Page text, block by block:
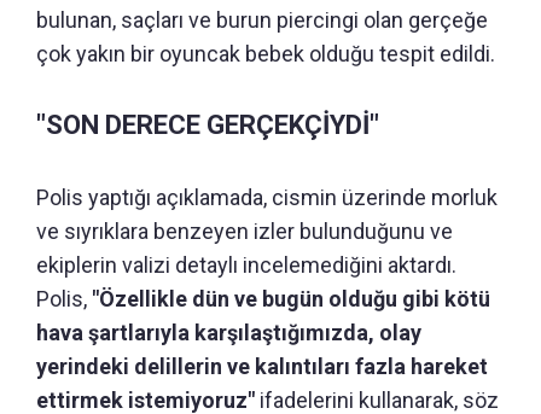
bulunan, saçları ve burun piercingi olan gerçeğe
çok yakın bir oyuncak bebek olduğu tespit edildi.
"SON DERECE GERÇEKÇİYDİ"
Polis yaptığı açıklamada, cismin üzerinde morluk
ve sıyrıklara benzeyen izler bulunduğunu ve
ekiplerin valizi detaylı incelemediğini aktardı.
Polis, "Özellikle dün ve bugün olduğu gibi kötü
hava şartlarıyla karşılaştığımızda, olay
yerindeki delillerin ve kalıntıları fazla hareket
ettirmek istemiyoruz" ifadelerini kullanarak, söz